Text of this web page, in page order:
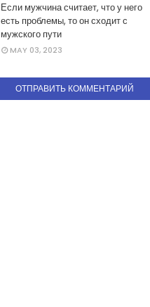
Если мужчина считает, что у него
есть проблемы, то он сходит с
мужского пути
MAY 03, 2023
ОТПРАВИТЬ КОММЕНТАРИЙ